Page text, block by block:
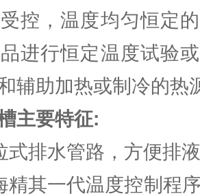
控，温度均匀恒定
进行恒定温度试验
辅助加热或制冷的热
主要特征:
式排水管路，方便排
精其一代温度控制程